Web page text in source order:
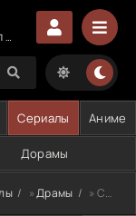
Сериалы Аниме
Дорамы
»Драмы » Сладкая горечь 2 сезон